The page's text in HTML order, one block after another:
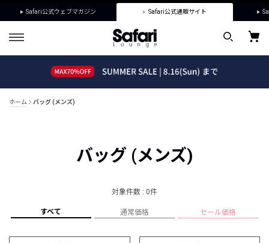
Safari公式ウェブマガジン Safari公式通販サイト
ホーム バッグ (メンズ)
バッグ (メンズ)
対象件数 : 0件
すべて 通常価格 セール価格